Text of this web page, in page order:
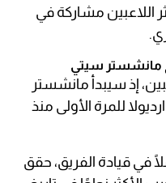
اللاعبين مشاركة في
مانشستر سيتي
إذ سيبدأ مانشستر
للمرة الأولى منذ
في قيادة الفريق، حقق